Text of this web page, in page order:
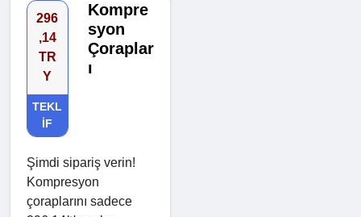
296
,14
TR
Y
TEKL
IF
Kompre
syon
Çoraplar
ı
Şimdi sipariş verin!
Kompresyon
çoraplarını sadece